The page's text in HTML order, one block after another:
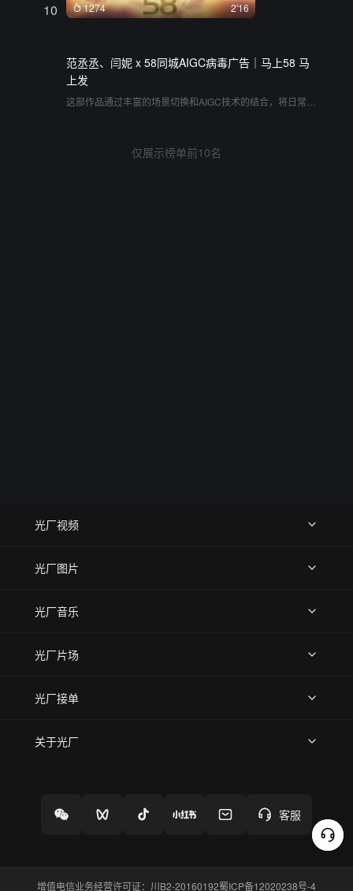
10 1274 2'16
范丞丞、闫妮 x 58同城AIGC病毒广告｜马上58 马
上发
这部作品通过丰富的场景切换和AIGC技术的结合，将日常的
二手车等多样的生活痛点与解决方案。影片在保持商务感和
仅展示榜单前10名
客服
光厂视频
上传视频
光厂图片
上传图片
光厂音乐
热门音乐
光厂片场
上传案例
光厂接单
上架服务
关于光厂
增值电信业务经营许可证：川B2-20160192蜀ICP备12020238号-4